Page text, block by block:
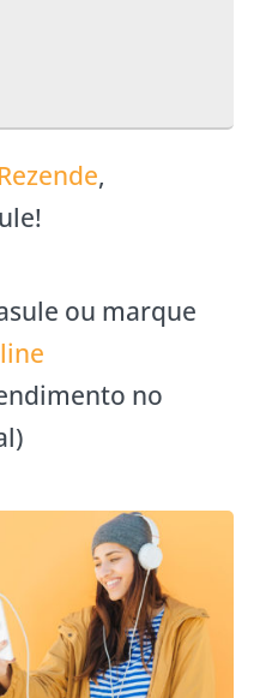
,
ou marque
no